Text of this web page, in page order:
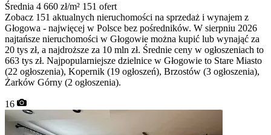
Średnia 4 660 zł/m² 151 ofert
Zobacz 151 aktualnych nieruchomości na sprzedaż i wynajem z
Głogowa - najwięcej w Polsce bez pośredników. W sierpniu 2026
najtańsze nieruchomości w Głogowie można kupić lub wynająć za
20 tys zł, a najdroższe za 10 mln zł. Średnie ceny w ogłoszeniach to
663 tys zł. Najpopularniejsze dzielnice w Głogowie to Stare Miasto
(22 ogłoszenia), Kopernik (19 ogłoszeń), Brzostów (3 ogłoszenia),
Żarków Górny (2 ogłoszenia).
16